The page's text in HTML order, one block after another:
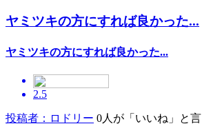
ヤミツキの方にすれば良かった...
ヤミツキの方にすれば良かった...
2.5
投稿者：ロドリー 0人が「いいね」と